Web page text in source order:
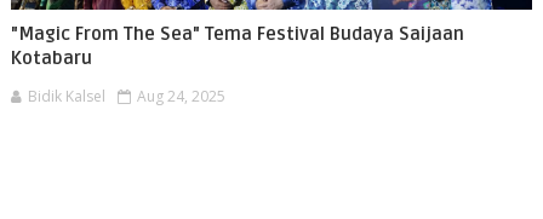
"Magic From The Sea" Tema Festival Budaya Saijaan
Kotabaru
Bidik Kalsel Aug 24, 2025